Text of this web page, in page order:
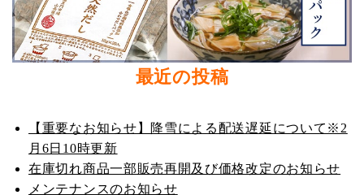
最近の投稿
【重要なお知らせ】降雪による配送遅延について※2
月6日10時更新
在庫切れ商品一部販売再開及び価格改定のお知らせ
メンテナンスのお知らせ